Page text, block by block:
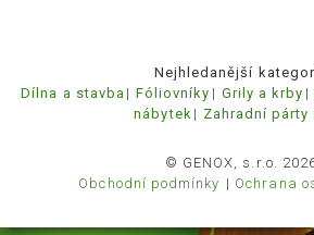
Nejhledanější
Dílna a stavba
Fóliovníky Grily a krby
nábytek
Zahradní párty
© GENOX, s.r.o.
Obchodní podmínky
Ochrana